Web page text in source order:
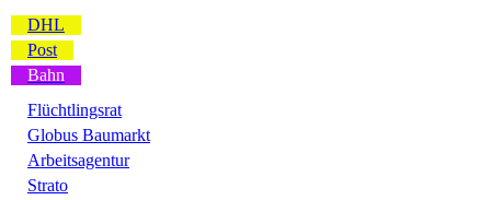
DHL
Post
Bahn
Flüchtlingsrat
Globus Baumarkt
Arbeitsagentur
Strato